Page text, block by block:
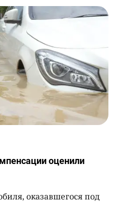
оценили
оказавшегося под